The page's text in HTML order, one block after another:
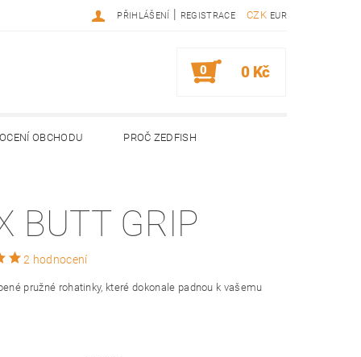
CZK EUR
PŘIHLÁŠENÍ | REGISTRACE
0 0 Kč
OBCHODU PROČ ZEDFISH
BUTT GRIP
2 hodnocení
pružné rohatinky, které dokonale padnou k vašemu